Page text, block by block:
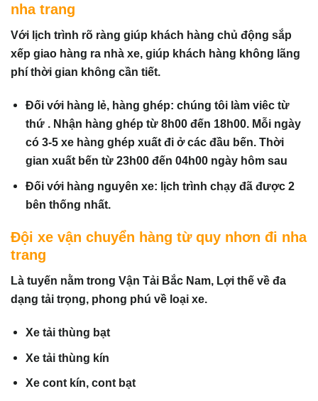
nha trang
Với lịch trình rõ ràng giúp khách hàng chủ động sắp
xếp giao hàng ra nhà xe, giúp khách hàng không lãng
phí thời gian không cần tiết.
Đối với hàng lẻ, hàng ghép: chúng tôi làm viêc từ
thứ . Nhận hàng ghép từ 8h00 đến 18h00. Mỗi ngày
có 3-5 xe hàng ghép xuất đi ở các đầu bến. Thời
gian xuất bến từ 23h00 đến 04h00 ngày hôm sau
Đối với hàng nguyên xe: lịch trình chạy đã được 2
bên thống nhất.
Đội xe vận chuyển hàng từ quy nhơn đi nha
trang
Là tuyến nằm trong Vận Tải Bắc Nam, Lợi thế về đa
dạng tải trọng, phong phú về loại xe.
Xe tải thùng bạt
Xe tải thùng kín
Xe cont kín, cont bạt